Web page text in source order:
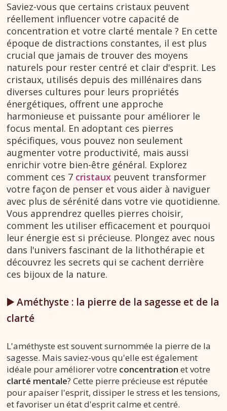
Saviez-vous que certains cristaux peuvent
réellement influencer votre capacité de
concentration et votre clarté mentale ? En cette
époque de distractions constantes, il est plus
crucial que jamais de trouver des moyens
naturels pour rester centré et clair d'esprit. Les
cristaux, utilisés depuis des millénaires dans
diverses cultures pour leurs propriétés
énergétiques, offrent une approche
harmonieuse et puissante pour améliorer le
focus mental. En adoptant ces pierres
spécifiques, vous pouvez non seulement
augmenter votre productivité, mais aussi
enrichir votre bien-être général. Explorez
comment ces 7 cristaux peuvent transformer
votre façon de penser et vous aider à naviguer
avec plus de sérénité dans votre vie quotidienne.
Vous apprendrez quelles pierres choisir,
comment les utiliser efficacement et pourquoi
leur énergie est si précieuse. Plongez avec nous
dans l'univers fascinant de la lithothérapie et
découvrez les secrets qui se cachent derrière
ces bijoux de la nature.
▶️ Améthyste : la pierre de la sagesse et de la
clarté
L'améthyste est souvent surnommée la pierre de la
sagesse. Mais saviez-vous qu'elle est également
idéale pour améliorer votre concentration et votre
clarté mentale? Cette pierre précieuse est réputée
pour apaiser l'esprit, dissiper le stress et les tensions,
et favoriser un état d'esprit calme et centré.